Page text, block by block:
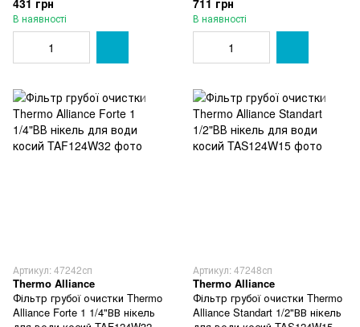
431 грн
В наявності
711 грн
В наявності
Артикул: 47242сп
Thermo Alliance
Фільтр грубої очистки Thermo
Alliance Forte 1 1/4"ВВ нікель
Артикул: 47248сп
Thermo Alliance
Фільтр грубої очистки Thermo
Alliance Standart 1/2"ВВ нікель